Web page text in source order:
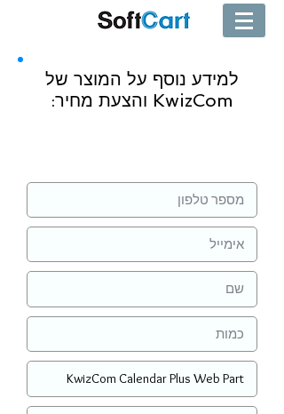
למידע נוסף על המוצר של
KwizCom והצעת מחיר: